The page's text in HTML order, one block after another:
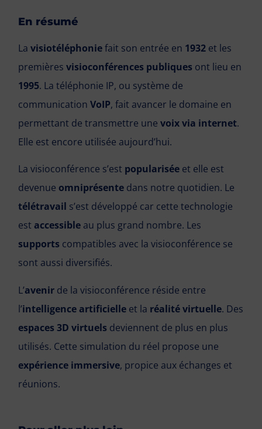
En résumé
La visiotéléphoniefait son entrée en 1932 et les
premières visioconférences publiques ont lieu en
1995. La téléphonie IP, ou système de
communication VoIP, fait avancer le domaine en
permettant de transmettre une voix via internet.
Elle est encore utilisée aujourd’hui.
La visioconférence s’est popularisée et elle est
devenue omniprésente dans notre quotidien. Le
télétravail s’est développé car cette technologie
est accessible au plus grand nombre. Les
supports compatibles avec la visioconférence se
sont aussi diversifiés.
L’avenir de la visioconférence réside entre
l’intelligence artificielle et la réalité virtuelle. Des
espaces 3D virtuels deviennent de plus en plus
utilisés. Cette simulation du réel propose une
expérience immersive, propice aux échanges et
réunions.